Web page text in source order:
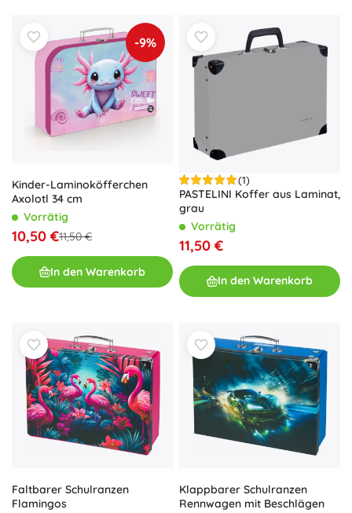
-9%
Kinder-Laminoköfferchen
Axolotl 34 cm
Vorrätig
10,50 €11,50 €
In den Warenkorb
(1)
PASTELINI Koffer aus Laminat,
grau
Vorrätig
11,50 €
In den Warenkorb
Faltbarer Schulranzen
Flamingos
Klappbarer Schulranzen
Rennwagen mit Beschlägen